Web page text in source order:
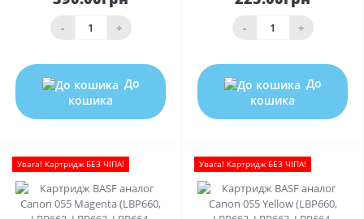
- +
До
кошика
- +
До
кошика
Увага! Картридж БЕЗ ЧІПА! Увага! Картридж БЕЗ ЧІПА!